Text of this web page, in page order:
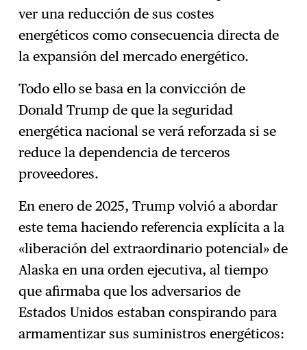
ver una reducción de sus costes
energéticos como consecuencia directa de
la expansión del mercado energético.
Todo ello se basa en la convicción de
Donald Trump de que la seguridad
energética nacional se verá reforzada si se
reduce la dependencia de terceros
proveedores.
En enero de 2025, Trump volvió a abordar
este tema haciendo referencia explícita a la
«liberación del extraordinario potencial» de
Alaska en una orden ejecutiva, al tiempo
que afirmaba que los adversarios de
Estados Unidos estaban conspirando para
armamentizar sus suministros energéticos: